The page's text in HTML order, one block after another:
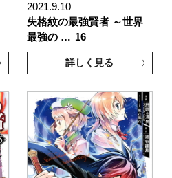
2021.9.10
失格紋の最強賢者 ～世界
最強の … 16
詳しく見る